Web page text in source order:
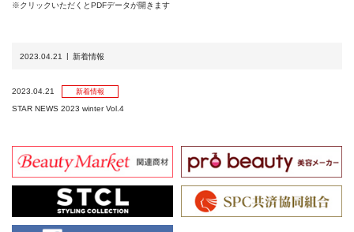
※クリックいただくとPDFデータが開きます
2023.04.21 新着情報
2023.04.21 新着情報
STAR NEWS 2023 winter Vol.4